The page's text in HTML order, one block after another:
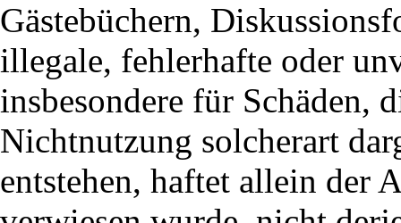
Gästebüchern,
illegale, fehlerhafte oder
insbesondere für Schäden,
Nichtnutzung solcherart
entstehen, haftet allein der